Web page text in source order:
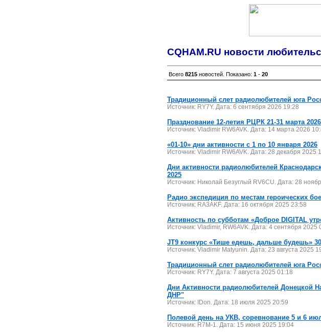
CQHAM.RU новости
Всего 8215 новостей. Показано: 1 - 20
Традиционный слет радиолюбителей юга
Источник: RY7Y. Дата: 6 сентября 2026 19:28
Празднование 12-летия РЦРК 21-31 марта 2026
Источник: Vladimir RW6AVK. Дата: 14 марта 2026
«01-10» дни активности с 1 по 10 января 2026
Источник: Vladimir RW6AVK. Дата: 28 декабря 2025
Дни активности радиолюбителей
2025
Источник: Николай Безуглый RV6CU. Дата: 28
Радио экспедиция по местам героических
Источник: RA3AKF. Дата: 16 октября 2025 23:58
Активность по субботам «Доброе DIGITAL
Источник: Vladimir, RW6AVK. Дата: 4 сентября 2025
JT9 конкурс «Тише едешь, дальше будешь»
Источник: Vladimir Matyunin. Дата: 23 августа 2025
Традиционный слет радиолюбителей юга
Источник: RY7Y. Дата: 7 августа 2025 01:18
Дни Активности радиолюбителей Донецкой
ДНР"
Источник: IDon. Дата: 18 июля 2025 20:59
Полевой день на УКВ, соревнование 5 и 6
Источник: R7M-1. Дата: 15 июня 2025 19:04